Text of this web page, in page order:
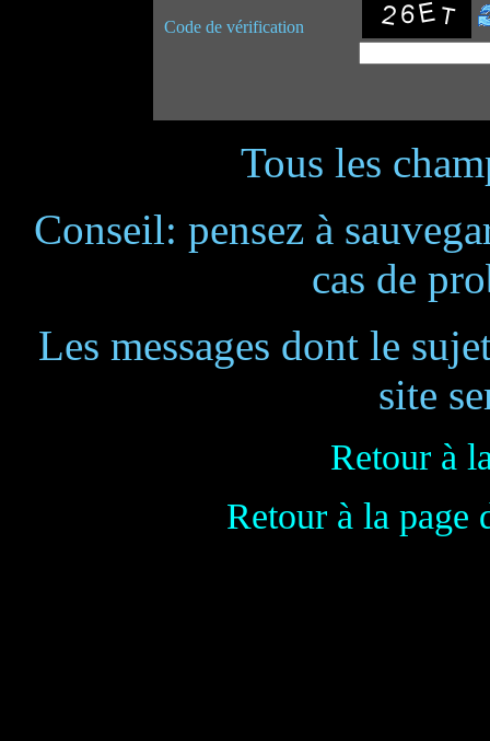
Code de vérification
Tous les
Conseil: pensez à
cas de
Les messages dont le
site
Retour à
Retour à la page